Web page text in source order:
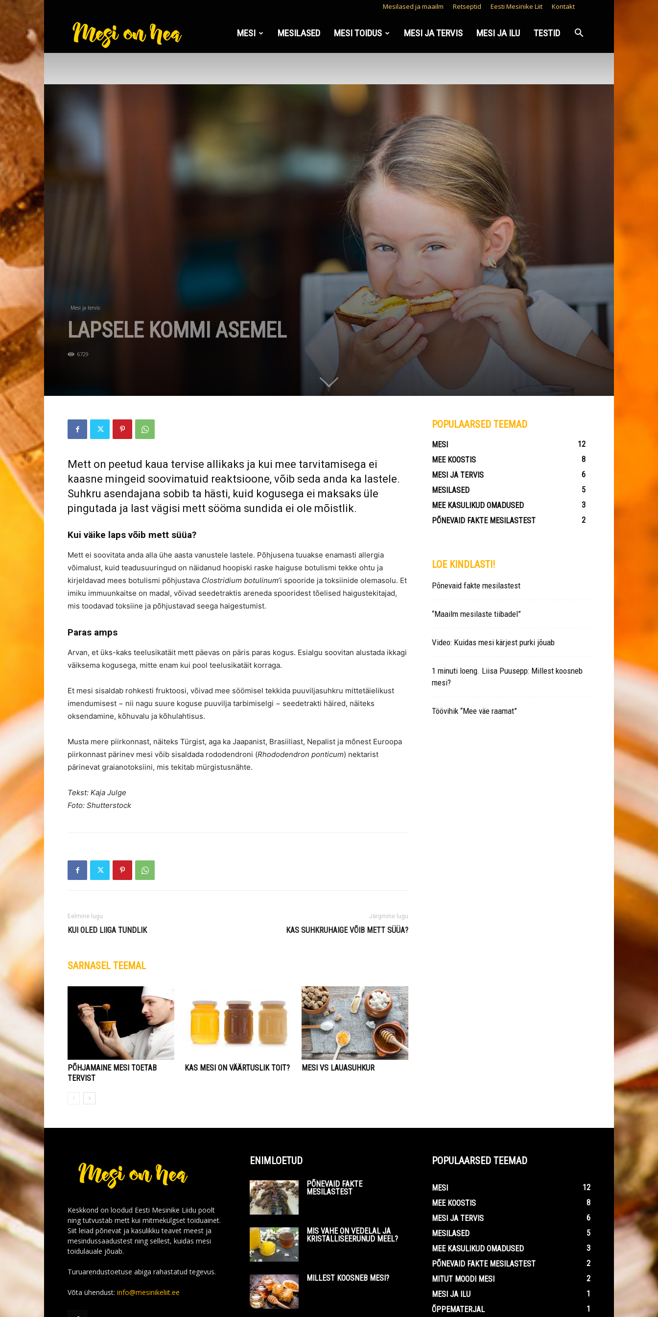
Mesilased ja maailm Retseptid Eesti Mesinike Liit Kontakt
MESI MESILASED MESI TOIDUS MESI JA TERVIS MESI JA ILU TESTID
Mesi ja tervis
LAPSELE KOMMI ASEMEL
6729
Mett on peetud kaua tervise allikaks ja kui mee tarvitamisega ei
kaasne mingeid soovimatuid reaktsioone, võib seda anda ka lastele.
Suhkru asendajana sobib ta hästi, kuid kogusega ei maksaks üle
pingutada ja last vägisi mett sööma sundida ei ole mõistlik.
Kui väike laps võib mett süüa?
Mett ei soovitata anda alla ühe aasta vanustele lastele. Põhjusena tuuakse enamasti allergia
võimalust, kuid teadusuuringud on näidanud hoopiski raske haiguse botulismi tekke ohtu ja
kirjeldavad mees botulismi põhjustava Clostridium botulinum’i spooride ja toksiinide olemasolu. Et
imiku immuunkaitse on madal, võivad seedetraktis areneda spooridest tõelised haigustekitajad,
mis toodavad toksiine ja põhjustavad seega haigestumist.
Paras amps
Arvan, et üks-kaks teelusikatäit mett päevas on päris paras kogus. Esialgu soovitan alustada ikkagi
väiksema kogusega, mitte enam kui pool teelusikatäit korraga.
Et mesi sisaldab rohkesti fruktoosi, võivad mee söömisel tekkida puuviljasuhkru mittetäielikust
imendumisest − nii nagu suure koguse puuvilja tarbimiselgi − seedetrakti häired, näiteks
oksendamine, kõhuvalu ja kõhulahtisus.
Musta mere piirkonnast, näiteks Türgist, aga ka Jaapanist, Brasiiliast, Nepalist ja mõnest Euroopa
piirkonnast pärinev mesi võib sisaldada rododendroni (Rhododendron ponticum) nektarist
pärinevat graianotoksiini, mis tekitab mürgistusnähte.
Tekst: Kaja Julge
Foto: Shutterstock
Eelmine lugu
KUI OLED LIIGA TUNDLIK
Järgmine lugu
KAS SUHKRUHAIGE VÕIB METT SÜÜA?
SARNASEL TEEMAL
PÕHJAMAINE MESI TOETAB
TERVIST
KAS MESI ON VÄÄRTUSLIK TOIT? MESI VS LAUASUHKUR
POPULAARSED TEEMAD
MESI
12
MEE KOOSTIS
8
MESI JA TERVIS
6
MESILASED
5
MEE KASULIKUD OMADUSED
3
PÕNEVAID FAKTE MESILASTEST
2
LOE KINDLASTI!
Põnevaid fakte mesilastest
“Maailm mesilaste tiibadel”
Video: Kuidas mesi kärjest purki jõuab
1 minuti loeng. Liisa Puusepp: Millest koosneb
mesi?
Töövihik “Mee väe raamat”
Keskkond on loodud Eesti Mesinike Liidu poolt
ning tutvustab mett kui mitmekülgset toiduainet.
Siit leiad põnevat ja kasulikku teavet meest ja
mesindussaadustest ning sellest, kuidas mesi
toidulauale jõuab.
Turuarendustoetuse abiga rahastatud tegevus.
Võta ühendust: info@mesinikeliit.ee
ENIMLOETUD
PÕNEVAID FAKTE
MESILASTEST
MIS VAHE ON VEDELAL JA
KRISTALLISEERUNUD MEEL?
MILLEST KOOSNEB MESI?
POPULAARSED TEEMAD
MESI
12
MEE KOOSTIS
8
MESI JA TERVIS
6
MESILASED
5
MEE KASULIKUD OMADUSED
3
PÕNEVAID FAKTE MESILASTEST
2
MITUT MOODI MESI
2
MESI JA ILU
1
ÕPPEMATERJAL
1